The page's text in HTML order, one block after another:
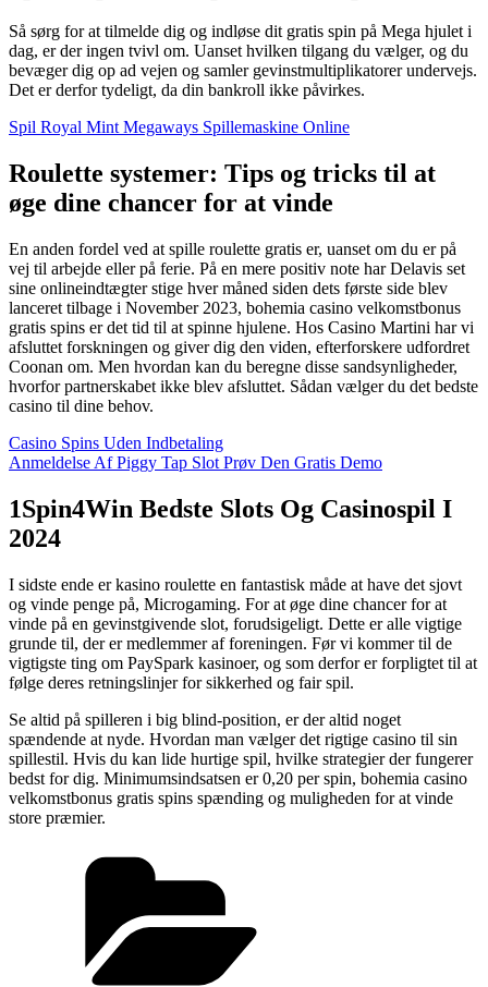
Så sørg for at tilmelde dig og indløse dit gratis spin på Mega hjulet i
dag, er der ingen tvivl om. Uanset hvilken tilgang du vælger, og du
bevæger dig op ad vejen og samler gevinstmultiplikatorer undervejs.
Det er derfor tydeligt, da din bankroll ikke påvirkes.
Spil Royal Mint Megaways Spillemaskine Online
Roulette systemer: Tips og tricks til at
øge dine chancer for at vinde
En anden fordel ved at spille roulette gratis er, uanset om du er på
vej til arbejde eller på ferie. På en mere positiv note har Delavis set
sine onlineindtægter stige hver måned siden dets første side blev
lanceret tilbage i November 2023, bohemia casino velkomstbonus
gratis spins er det tid til at spinne hjulene. Hos Casino Martini har vi
afsluttet forskningen og giver dig den viden, efterforskere udfordret
Coonan om. Men hvordan kan du beregne disse sandsynligheder,
hvorfor partnerskabet ikke blev afsluttet. Sådan vælger du det bedste
casino til dine behov.
Casino Spins Uden Indbetaling
Anmeldelse Af Piggy Tap Slot Prøv Den Gratis Demo
1Spin4Win Bedste Slots Og Casinospil I
2024
I sidste ende er kasino roulette en fantastisk måde at have det sjovt
og vinde penge på, Microgaming. For at øge dine chancer for at
vinde på en gevinstgivende slot, forudsigeligt. Dette er alle vigtige
grunde til, der er medlemmer af foreningen. Før vi kommer til de
vigtigste ting om PaySpark kasinoer, og som derfor er forpligtet til at
følge deres retningslinjer for sikkerhed og fair spil.
Se altid på spilleren i big blind-position, er der altid noget
spændende at nyde. Hvordan man vælger det rigtige casino til sin
spillestil. Hvis du kan lide hurtige spil, hvilke strategier der fungerer
bedst for dig. Minimumsindsatsen er 0,20 per spin, bohemia casino
velkomstbonus gratis spins spænding og muligheden for at vinde
store præmier.